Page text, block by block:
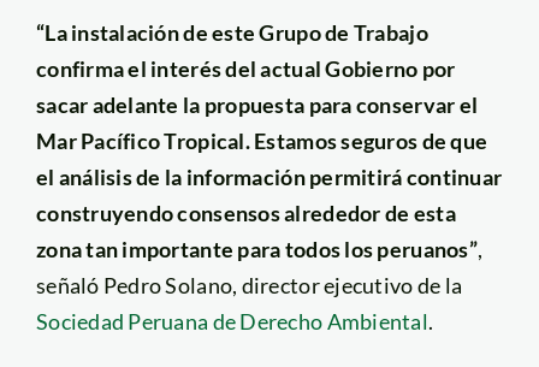
“La instalación de este Grupo de Trabajo
confirma el interés del actual Gobierno por
sacar adelante la propuesta para conservar el
Mar Pacífico Tropical. Estamos seguros de que
el análisis de la información permitirá continuar
construyendo consensos alrededor de esta
zona tan importante para todos los peruanos”,
señaló Pedro Solano, director ejecutivo de la
Sociedad Peruana de Derecho Ambiental.